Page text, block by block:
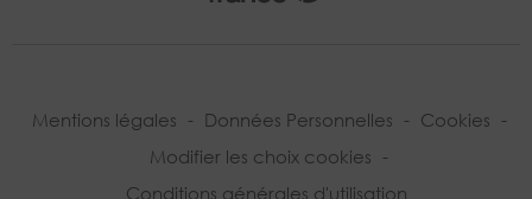
Mentions légales - Données Personnelles - Cookies -
Modifier les choix cookies -
Conditions générales d'utilisation